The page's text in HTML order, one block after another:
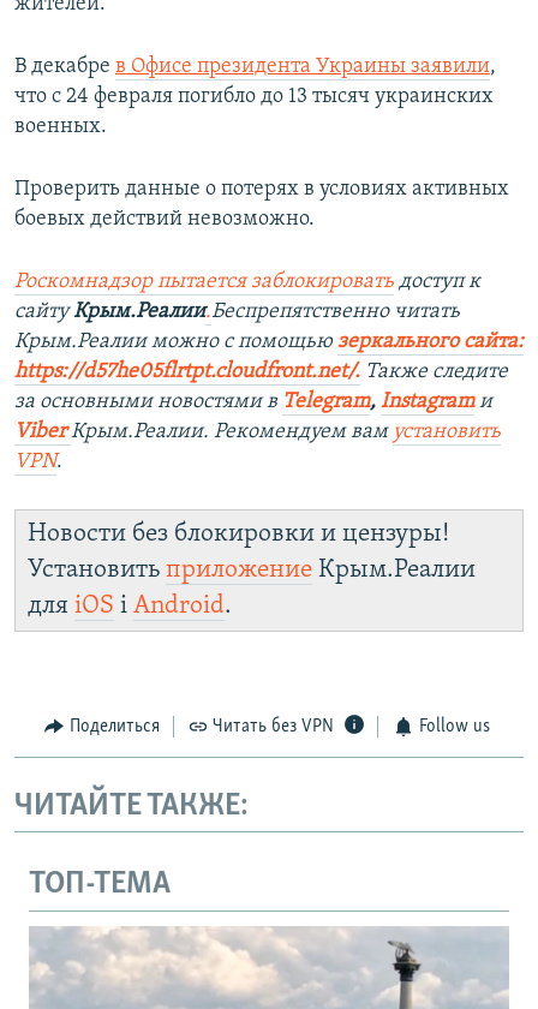
жителей.
В декабре в Офисе президента Украины заявили,
что с 24 февраля погибло до 13 тысяч украинских
военных.
Проверить данные о потерях в условиях активных
боевых действий невозможно.
Роскомнадзор пытается заблокировать доступ к
сайтуКрым.Реалии.Беспрепятственно читать
Крым.Реалии можно с помощью зеркального сайта:
https://d57he05flrtpt.cloudfront.net/. Также следите
за основными новостями в Telegram, Instagramи
ViberКрым.Реалии. Рекомендуем вам установить
VPN.
Новости без блокировки и цензуры!
Установить приложение Крым.Реалии
для iOS і Android.
Поделиться Читать без VPN Follow us
ЧИТАЙТЕ ТАКЖЕ:
ТОП-ТЕМА